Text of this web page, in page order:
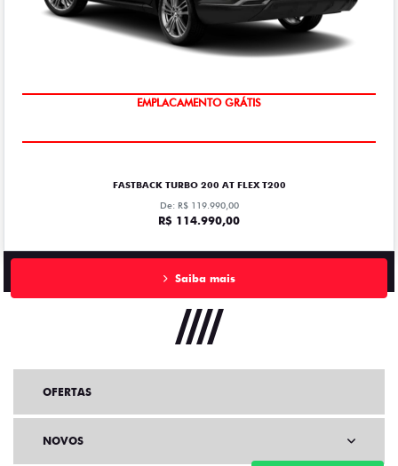
EMPLACAMENTO GRÁTIS
FASTBACK TURBO 200 AT FLEX T200
De: R$ 119.990,00
R$ 114.990,00
Saiba mais
OFERTAS
NOVOS